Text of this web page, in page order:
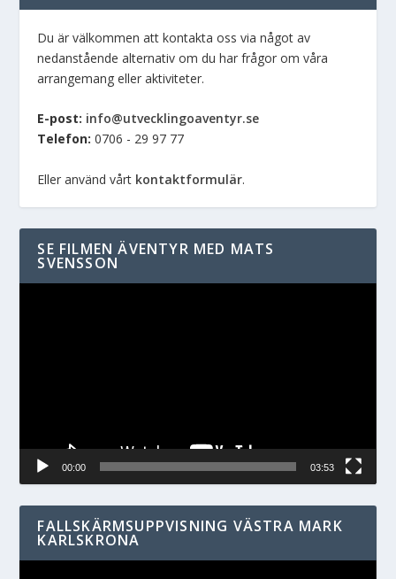
Du är välkommen att kontakta oss via något av
nedanstående alternativ om du har frågor om våra
arrangemang eller aktiviteter.
E-post: info@utvecklingoaventyr.se
Telefon: 0706 - 29 97 77
Eller använd vårt kontaktformulär.
SE FILMEN ÄVENTYR MED MATS
SVENSSON
00:00 03:53
FALLSKÄRMSUPPVISNING VÄSTRA MARK
KARLSKRONA